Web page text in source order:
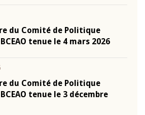
du Comité de Politique
tenue le 4 mars 2026
du Comité de Politique
tenue le 3 décembre